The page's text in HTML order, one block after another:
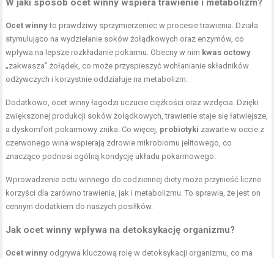
W jaki sposób ocet winny wspiera trawienie i metabolizm?
Ocet winnyto prawdziwy sprzymierzeniec w procesie trawienia. Działa
stymulująco na wydzielanie soków żołądkowych oraz enzymów, co
wpływa na lepsze rozkładanie pokarmu. Obecny w nim kwas octowy
„zakwasza” żołądek, co może przyspieszyć wchłanianie składników
odżywczych i korzystnie oddziałuje na metabolizm.
Dodatkowo, ocet winny łagodzi uczucie ciężkości oraz wzdęcia. Dzięki
zwiększonej produkcji soków żołądkowych, trawienie staje się łatwiejsze,
a dyskomfort pokarmowy znika. Co więcej, probiotyki zawarte w occie z
czerwonego wina wspierają zdrowie mikrobiomu jelitowego, co
znacząco podnosi ogólną kondycję układu pokarmowego.
Wprowadzenie octu winnego do codziennej diety może przynieść liczne
korzyści dla zarówno trawienia, jak i metabolizmu. To sprawia, że jest on
cennym dodatkiem do naszych posiłków.
Jak ocet winny wpływa na detoksykację organizmu?
Ocet winny odgrywa kluczową rolę w detoksykacji organizmu, co ma